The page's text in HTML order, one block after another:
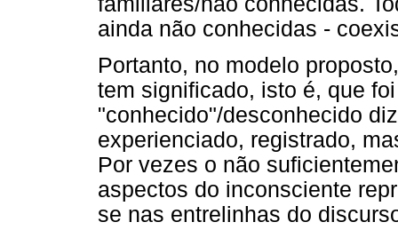
ainda não conhecidas -
Portanto, no modelo
tem significado, isto é, que
"conhecido"/desconhecido
experienciado, registrado,
Por vezes o não
aspectos do inconsciente
se nas entrelinhas do